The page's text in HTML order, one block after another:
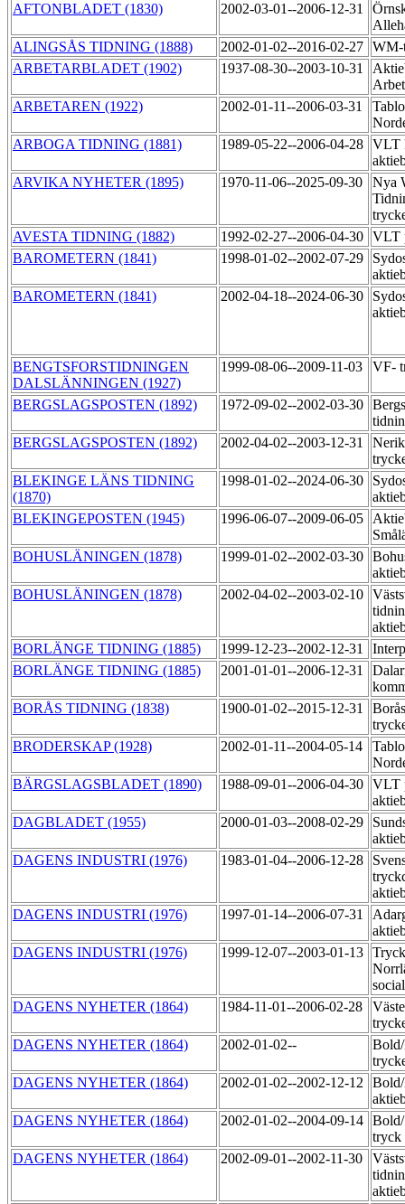
AFTONBLADET (1830)
2002-03-01--2006-12-31
ALINGSÅS TIDNING (1888)
2002-01-02--2016-02-27
ARBETARBLADET (1902)
1937-08-30--2003-10-31
ARBETAREN (1922)
2002-01-11--2006-03-31
ARBOGA TIDNING (1881)
1989-05-22--2006-04-28 VLT
ARVIKA NYHETER (1895)
1970-11-06--2025-09-30
Nya
AVESTA TIDNING (1882)
1992-02-27--2006-04-30 VLT
BAROMETERN (1841)
1998-01-02--2002-07-29
BAROMETERN (1841)
2002-04-18--2024-06-30
BENGTSFORSTIDNINGEN
DALSLÄNNINGEN (1927)
1999-08-06--2009-11-03 VF-
BERGSLAGSPOSTEN (1892) 1972-09-02--2002-03-30
BERGSLAGSPOSTEN (1892)
2002-04-02--2003-12-31
BLEKINGE LÄNS TIDNING
(1870)
1998-01-02--2024-06-30
BLEKINGEPOSTEN (1945)
1996-06-07--2009-06-05
BOHUSLÄNINGEN (1878)
1999-01-02--2002-03-30
BOHUSLÄNINGEN (1878)
2002-04-02--2003-02-10
BORLÄNGE TIDNING (1885)
1999-12-23--2002-12-31
BORLÄNGE TIDNING (1885)
2001-01-01--2006-12-31
BORÅS TIDNING (1838)
1900-01-02--2015-12-31
BRODERSKAP (1928)
2002-01-11--2004-05-14
BÄRGSLAGSBLADET (1890)
1988-09-01--2006-04-30 VLT
DAGBLADET (1955)
2000-01-03--2008-02-29
DAGENS INDUSTRI (1976)
1983-01-04--2006-12-28
DAGENS INDUSTRI (1976)
1997-01-14--2006-07-31
DAGENS INDUSTRI (1976)
1999-12-07--2003-01-13
DAGENS NYHETER (1864)
1984-11-01--2006-02-28
DAGENS NYHETER (1864)
2002-01-02--
DAGENS NYHETER (1864)
2002-01-02--2002-12-12
DAGENS NYHETER (1864)
2002-01-02--2004-09-14 Bold/
tryck
DAGENS NYHETER (1864)
2002-09-01--2002-11-30